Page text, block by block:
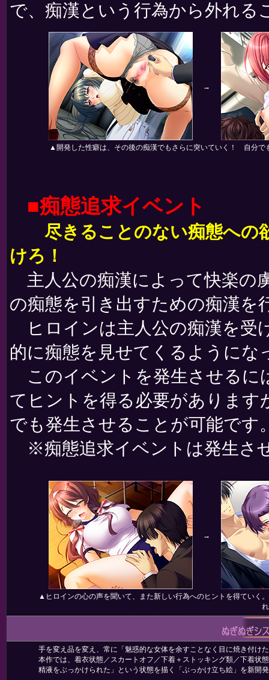
で、痴漢という行為から外れる
→
▲開発した性癖は、その後の痴漢でもさらに突いていく！ 自分
■痴態追求イベント
尽きることのない痴態への
けろ！
主人公の痴漢によって快楽の
の痴態を引き出すための痴漢を
ヒロインは主人公の痴漢を受
的に痴態を見せてくるようにな
このイベントを発生させるに
てヒントを得る必要があります
でも発生させることが可能です
※痴態追求イベントは発生さ
→
▲ヒロインの心の声を聞いて、また新しい行為へのヒントを得ていく
手を変え品を変え、常に「魅惑的な女体を余すことなく目に焼き付け
本作では、着衣状態／スカートオフ／下着＋ストッキング類／下着状
精液をぶっかけられた」という状態を描く「ぶっかけ立ち絵」を新開